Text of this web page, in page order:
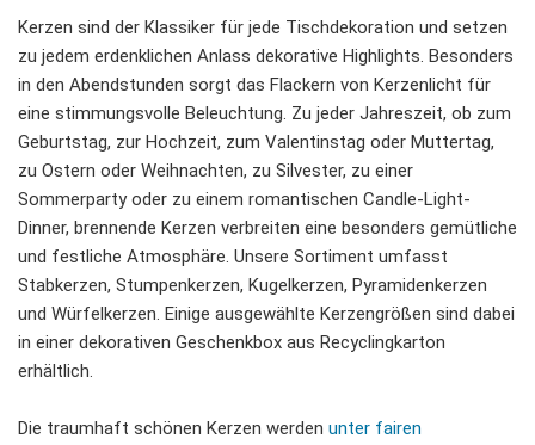
Kerzen sind der Klassiker für jede Tischdekoration und setzen
zu jedem erdenklichen Anlass dekorative Highlights. Besonders
in den Abendstunden sorgt das Flackern von Kerzenlicht für
eine stimmungsvolle Beleuchtung. Zu jeder Jahreszeit, ob zum
Geburtstag, zur Hochzeit, zum Valentinstag oder Muttertag,
zu Ostern oder Weihnachten, zu Silvester, zu einer
Sommerparty oder zu einem romantischen Candle-Light-
Dinner, brennende Kerzen verbreiten eine besonders gemütliche
und festliche Atmosphäre. Unsere Sortiment umfasst
Stabkerzen, Stumpenkerzen, Kugelkerzen, Pyramidenkerzen
und Würfelkerzen. Einige ausgewählte Kerzengrößen sind dabei
in einer dekorativen Geschenkbox aus Recyclingkarton
erhältlich.
Die traumhaft schönen Kerzen werden unter fairen